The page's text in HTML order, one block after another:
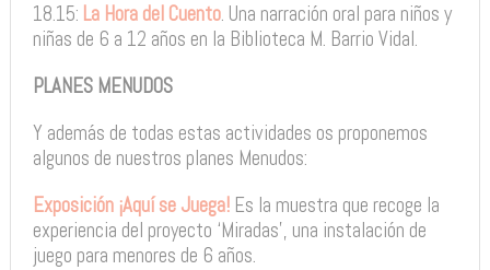
18.15: La Hora del Cuento. Una narración oral para niños y
niñas de 6 a 12 años en la Biblioteca M. Barrio Vidal.
PLANES MENUDOS
Y además de todas estas actividades os proponemos
algunos de nuestros planes Menudos:
Exposición ¡Aquí se Juega! Es la muestra que recoge la
experiencia del proyecto ‘Miradas’, una instalación de
juego para menores de 6 años.